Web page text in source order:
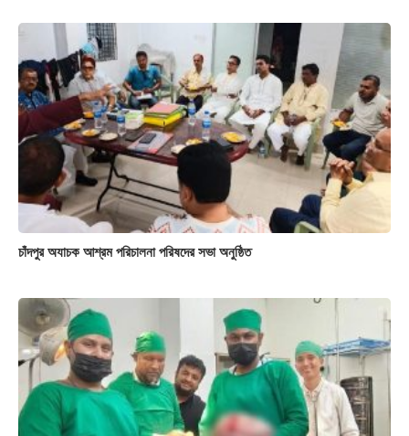
চাঁদপুর অযাচক আশ্রম পরিচালনা পরিষদের সভা অনুষ্ঠিত